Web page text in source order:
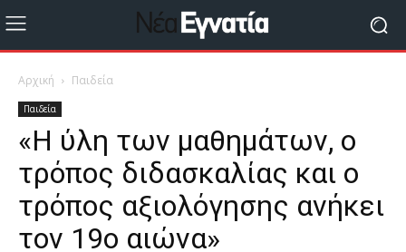
Αρχική Παιδεία
Παιδεία
«Η ύλη των μαθημάτων, ο
τρόπος διδασκαλίας και ο
τρόπος αξιολόγησης ανήκει
τον 19ο αιώνα»